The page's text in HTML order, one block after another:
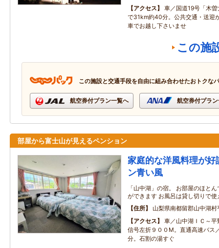
アクセス
車／国道19号「木
で31km約40分。公共交通・送迎
車でお越し下さいませ
この施
この施設と交通手段を自由に組み合わせたおトクな
航空券付プラン一覧へ 航空券付プラ
部屋から富士山が見えるペンション
家庭的な洋風料理が
ン青い風
「山中湖」の宿。 お部屋のほと
ができます お風呂は貸し切りで使
住所
山梨県南都留郡山中湖
アクセス
車／山中湖ＩＣ～
信号左折９００M。直通高速バス
分。石割の湯すぐ